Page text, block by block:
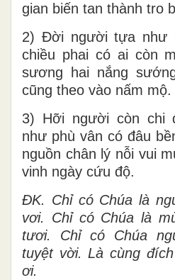
gian biến tan thành tro
2) Đời người tựa như
chiều phai có ai còn
sương hai nắng
cũng theo vào nấm mộ.
3) Hỡi người còn chi
như phù vân có đâu
nguồn chân lý nỗi vui
vinh ngày cứu độ.
ĐK. Chỉ có Chúa là
vơi. Chỉ có Chúa là
tươi. Chỉ có Chúa
tuyệt vời. Là cùng
ơi.